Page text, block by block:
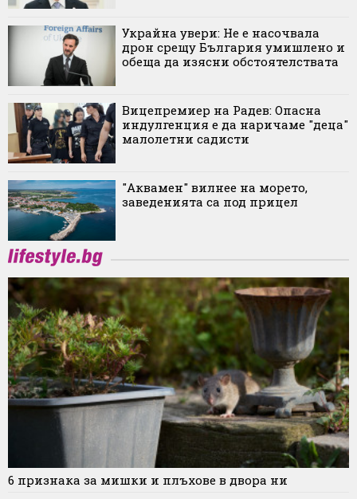
Украйна увери: Не е насочвала
дрон срещу България умишлено и
обеща да изясни обстоятелствата
Вицепремиер на Радев: Опасна
индулгенция е да наричаме "деца"
малолетни садисти
"Аквамен" вилнее на морето,
заведенията са под прицел
6 признака за мишки и плъхове в двора ни